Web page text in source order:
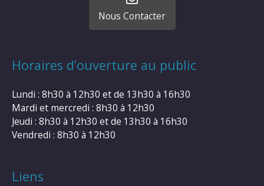
Nous Contacter
Horaires d’ouverture au public
Lundi : 8h30 à 12h30 et de 13h30 à 16h30
Mardi et mercredi : 8h30 à 12h30
Jeudi : 8h30 à 12h30 et de 13h30 à 16h30
Vendredi : 8h30 à 12h30
Liens